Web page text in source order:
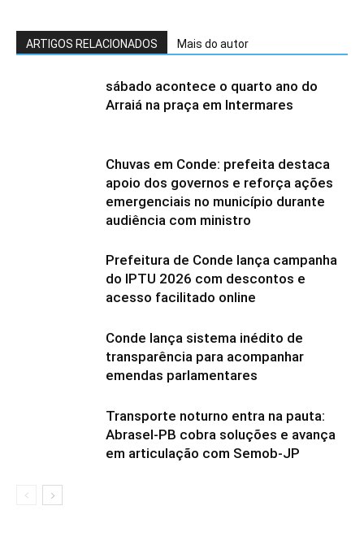
ARTIGOS RELACIONADOS Mais do autor
sábado acontece o quarto ano do
Arraiá na praça em Intermares
Chuvas em Conde: prefeita destaca
apoio dos governos e reforça ações
emergenciais no município durante
audiência com ministro
Prefeitura de Conde lança campanha
do IPTU 2026 com descontos e
acesso facilitado online
Conde lança sistema inédito de
transparência para acompanhar
emendas parlamentares
Transporte noturno entra na pauta:
Abrasel-PB cobra soluções e avança
em articulação com Semob-JP